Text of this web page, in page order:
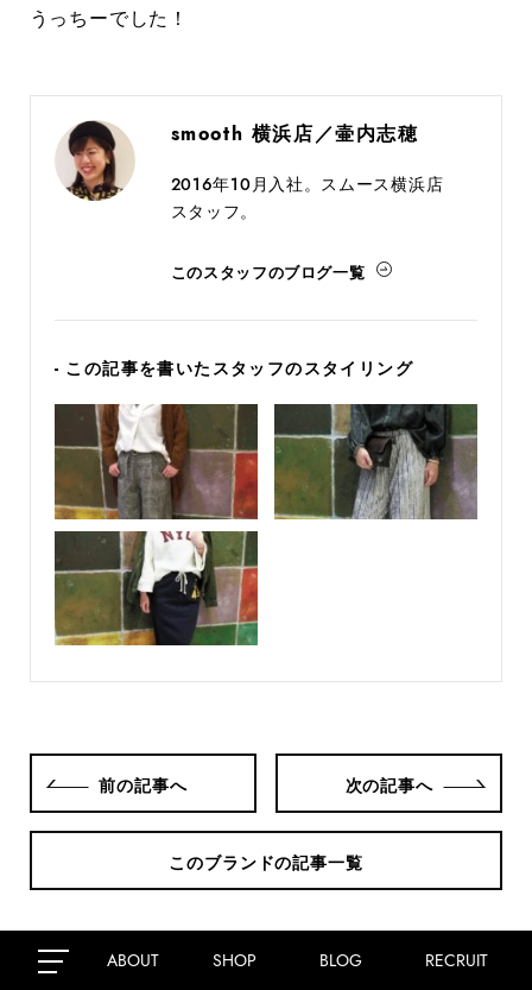
ABOUT SHOP BLOG RECRUIT
うっちーでした！
smooth 横浜店／壷内志穂
2016年10月入社。スムース横浜店
スタッフ。
このスタッフのブログ一覧
- この記事を書いたスタッフのスタイリング
前の記事へ 次の記事へ
このブランドの記事一覧